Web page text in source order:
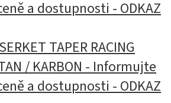
a dostupnosti - ODKAZ
TAPER RACING
/ KARBON - Informujte
a dostupnosti - ODKAZ